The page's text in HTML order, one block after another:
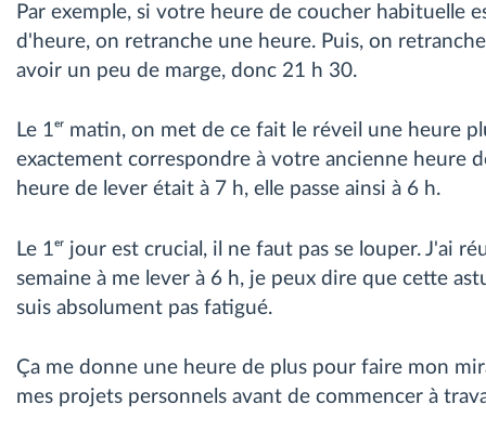
Par exemple, si votre heure de coucher habituelle
d'heure, on retranche une heure. Puis, on
avoir un peu de marge, donc 21 h 30.
Le 1ᵉʳ matin, on met de ce fait le réveil une heure
exactement correspondre à votre ancienne heure
heure de lever était à 7 h, elle passe ainsi à 6 h.
Le 1ᵉʳ jour est crucial, il ne faut pas se louper. J'ai
semaine à me lever à 6 h, je peux dire que cette
suis absolument pas fatigué.
Ça me donne une heure de plus pour faire mon
mes projets personnels avant de commencer à